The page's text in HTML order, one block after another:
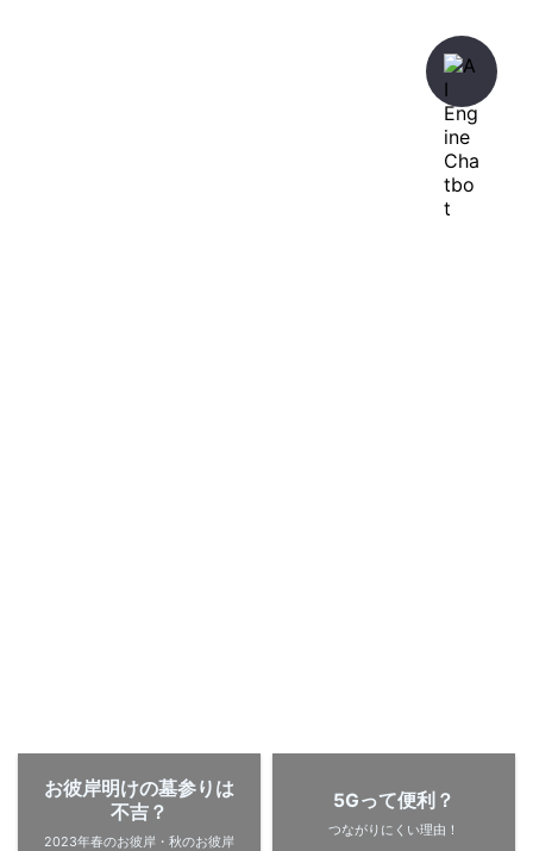
お彼岸明けの墓参りは
不吉？
2023年春のお彼岸・秋のお彼岸
5Gって便利？
つながりにくい理由！